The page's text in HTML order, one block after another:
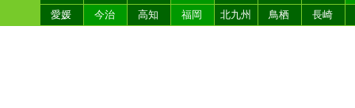
愛媛
今治 高知 福岡 北九州 鳥栖 長崎